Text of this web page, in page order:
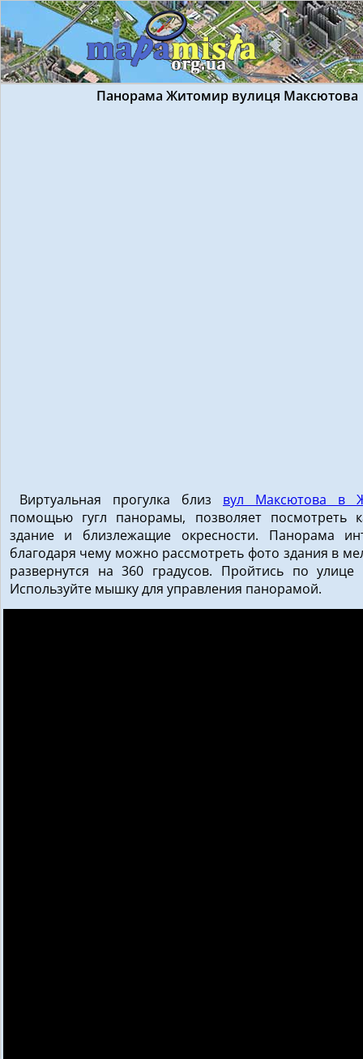
Панорама Житомир вулиця Максютова
Виртуальная прогулка близ вул Максютова в
помощью гугл панорамы, позволяет посмотреть
здание и близлежащие окресности. Панорама
благодаря чему можно рассмотреть фото здания в
развернутся на 360 градусов. Пройтись по улице
Используйте мышку для управления панорамой.